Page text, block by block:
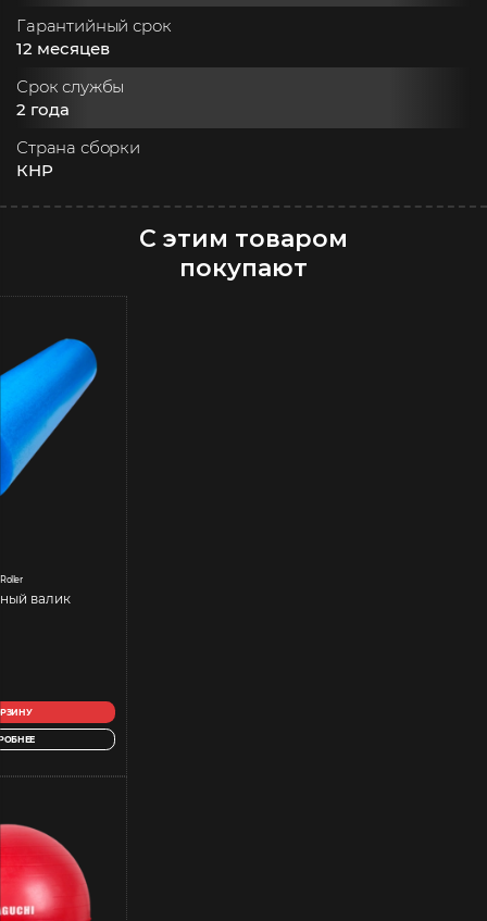
Гарантийный срок
12 месяцев
Срок службы
2 года
Страна сборки
КНР
С этим товаром
покупают
валик